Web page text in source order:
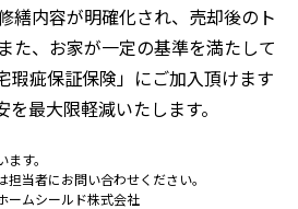
繕内容が明確化され、売却後のト
た、お家が一定の基準を満たして
瑕疵保証保険」にご加入頂けます
最大限軽減いたします。
す。
当者にお問い合わせください。
ームシールド株式会社